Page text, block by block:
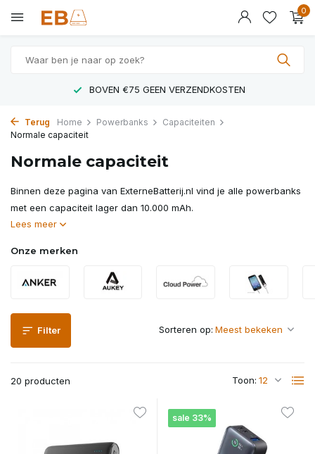
0
LAAGSTE PRIJZEN IN NEDERLAND
Terug Home Powerbanks
Capaciteiten
Normale capaciteit
Normale capaciteit
Binnen deze pagina van ExterneBatterij.nl vind je alle powerbanks
met een capaciteit lager dan 10.000 mAh.
Lees meer
Onze merken
Filter
20 producten Toon:
Sorteren op:
sale 33%